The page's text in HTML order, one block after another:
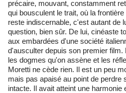
précaire, mouvant, constamment
qui bousculent le trait, où la
reste indiscernable, c'est autant de
question, bien sûr. De lui, cinéaste
aux embardées d'une société
d'ausculter depuis son premier film.
les dogmes qu'on assène et les
Moretti ne cède rien. Il est un peu
mais pas apaisé au point de perdre
intacte. Il avait atteint une harmonie